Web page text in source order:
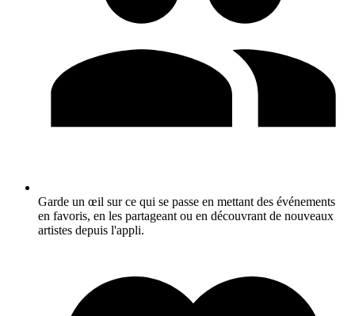
Garde un œil sur ce qui se passe en mettant des événements
en favoris, en les partageant ou en découvrant de nouveaux
artistes depuis l'appli.